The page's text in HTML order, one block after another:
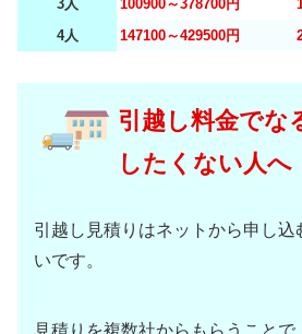
3人
100900～378700円
4人
147100～429500円
引越し料金でな
したくない人へ
引越し見積りはネットから申し込
いです。
見積りを複数社からもらうことで